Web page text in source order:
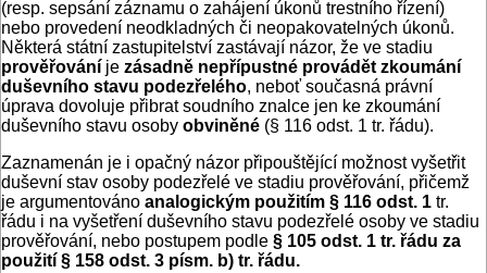
(resp. sepsání záznamu o zahájení úkonů trestního řízení)
nebo provedení neodkladných či neopakovatelných úkonů.
Některá státní zastupitelství zastávají názor, že ve stadiu
prověřování je zásadně nepřípustné provádět zkoumání
duševního stavu podezřelého, neboť současná právní
úprava dovoluje přibrat soudního znalce jen ke zkoumání
duševního stavu osoby obviněné (§ 116 odst. 1 tr. řádu).
Zaznamenán je i opačný názor připouštějící možnost vyšetřit
duševní stav osoby podezřelé ve stadiu prověřování, přičemž
je argumentováno analogickým použitím § 116 odst. 1 tr.
řádu i na vyšetření duševního stavu podezřelé osoby ve stadiu
prověřování, nebo postupem podle § 105 odst. 1 tr. řádu za
použití § 158 odst. 3 písm. b) tr. řádu.